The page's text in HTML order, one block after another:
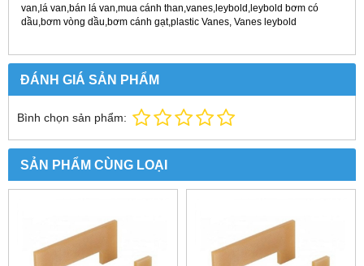
van,lá van,bán lá van,mua cánh than,vanes,leybold,leybold bơm có
dầu,bơm vòng dầu,bơm cánh gạt,plastic Vanes, Vanes leybold
ĐÁNH GIÁ SẢN PHẨM
Bình chọn sản phẩm:
SẢN PHẨM CÙNG LOẠI